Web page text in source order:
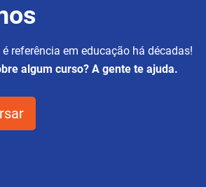
referência em educação há décadas!
algum curso? A gente te ajuda.